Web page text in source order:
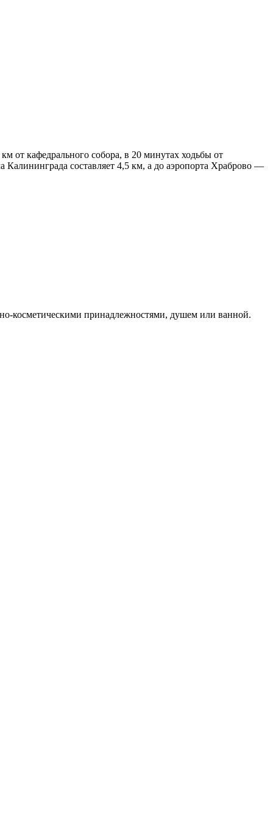
от кафедрального собора, в 20 минутах ходьбы от
Калининграда составляет 4,5 км, а до аэропорта Храброво —
косметическими принадлежностями, душем или ванной.